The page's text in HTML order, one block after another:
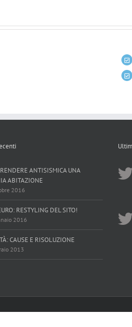
ANTISISMICA UNA
ABITAZIONE
2016
RESTYLING DEL SITO!
2016
CAUSE E RISOLUZIONE
2013
byDragonfly-inn Studio